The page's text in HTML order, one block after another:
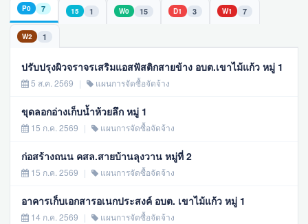
P0 7 15 1 W0 15 D1 3 W1 7
W2 1
ปรับปรุงผิวจราจรเสริมแอสฟัสติกสายข้าง อบต.เขาไม้แก้ว หมู่ 1
5 ส.ค. 2569 | แผนการจัดซื้อจัดจ้าง
ขุดลอกอ่างเก็บน้ำห้วยลึก หมู่ 1
15 ก.ค. 2569 | แผนการจัดซื้อจัดจ้าง
ก่อสร้างถนน คสล.สายบ้านลุงวาน หมู่ที่ 2
15 ก.ค. 2569 | แผนการจัดซื้อจัดจ้าง
อาคารเก็บเอกสารอเนกประสงค์ อบต. เขาไม้แก้ว หมู่ 1
14 ก.ค. 2569 | แผนการจัดซื้อจัดจ้าง